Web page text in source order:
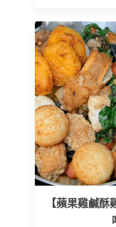
【蘋果雞鹹